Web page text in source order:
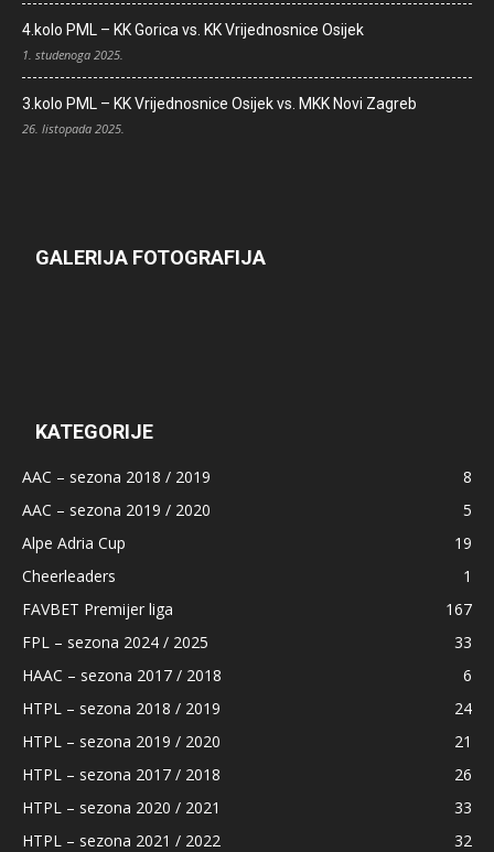
4.kolo PML – KK Gorica vs. KK Vrijednosnice Osijek
1. studenoga 2025.
3.kolo PML – KK Vrijednosnice Osijek vs. MKK Novi Zagreb
26. listopada 2025.
GALERIJA FOTOGRAFIJA
KATEGORIJE
AAC – sezona 2018 / 2019
8
AAC – sezona 2019 / 2020
5
Alpe Adria Cup
19
Cheerleaders
1
FAVBET Premijer liga
167
FPL – sezona 2024 / 2025
33
HAAC – sezona 2017 / 2018
6
HTPL – sezona 2018 / 2019
24
HTPL – sezona 2019 / 2020
21
HTPL – sezona 2017 / 2018
26
HTPL – sezona 2020 / 2021
33
HTPL – sezona 2021 / 2022
32